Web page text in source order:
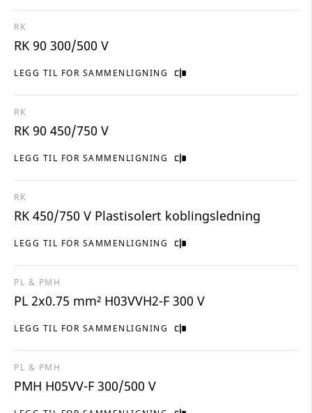
LEGG TIL FOR SAMMENLIGNING
RK
RK 90 300/500 V
LEGG TIL FOR SAMMENLIGNING
RK
RK 90 450/750 V
LEGG TIL FOR SAMMENLIGNING
RK
RK 450/750 V Plastisolert koblingsledning
LEGG TIL FOR SAMMENLIGNING
PL & PMH
PL 2x0.75 mm² H03VVH2-F 300 V
PL & PMH
PMH H05VV-F 300/500 V